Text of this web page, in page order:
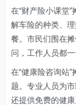
在“财产险小课堂”
解车险的种类、
餐。市民们围在
问，工作人员都一
在“健康险咨询站
题。专业人员为
还提供免费的健